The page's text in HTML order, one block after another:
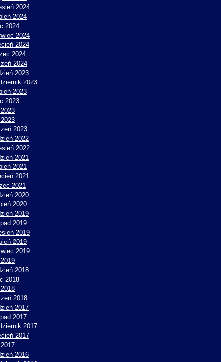
2024
2024
2024
2024
2024
2024
2024
2023
2023
2023
2023
2023
2022
2022
2021
2021
2021
2021
2020
2020
2019
2019
2019
2019
2019
2018
2018
2018
2017
2017
2017
2017
2016